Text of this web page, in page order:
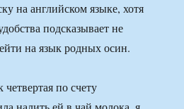
на английском языке, хотя
подсказывает не
на язык родных осин.
четвертая по счету